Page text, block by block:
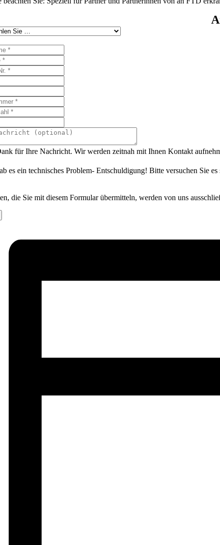
für Ihre Nachricht. Wir werden zeitnah mit Ihnen Kontakt
es ein technisches Problem- Entschuldigung! Bitte versuchen Sie
die Sie mit diesem Formular übermitteln, werden von uns